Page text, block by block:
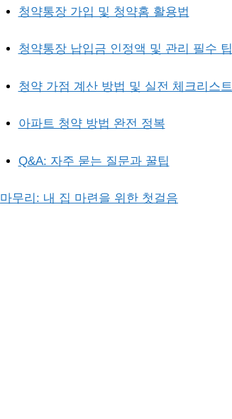
청약통장 가입 및 청약홈 활용법
청약통장 납입금 인정액 및 관리 필수 팁
청약 가점 계산 방법 및 실전 체크리스트
아파트 청약 방법 완전 정복
Q&A: 자주 묻는 질문과 꿀팁
마무리: 내 집 마련을 위한 첫걸음